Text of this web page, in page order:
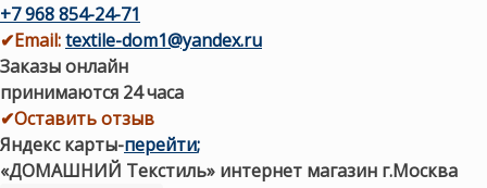
+7 968 854-24-71
✔Email:textile-dom1@yandex.ru
Заказы онлайн
принимаются 24 часа
✔Оставить отзыв
Яндекс карты-перейти;
«ДОМАШНИЙ Текстиль» интернет магазин г.Москва